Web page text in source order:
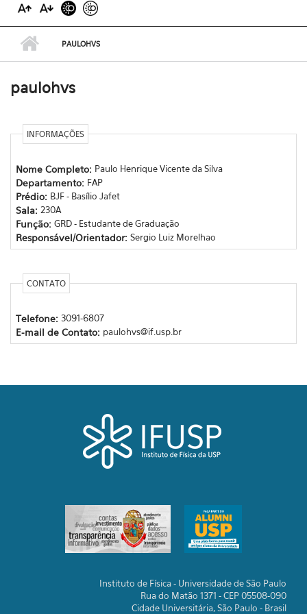
PAULOHVS
paulohvs
INFORMAÇÕES
Nome Completo: Paulo Henrique Vicente da Silva
Departamento: FAP
Prédio: BJF - Basílio Jafet
Sala: 230A
Função: GRD - Estudante de Graduação
Responsável/Orientador: Sergio Luiz Morelhao
CONTATO
Telefone: 3091-6807
E-mail de Contato: paulohvs@if.usp.br
Instituto de Física - Universidade de São Paulo
Rua do Matão 1371 - CEP 05508-090
Cidade Universitária, São Paulo - Brasil